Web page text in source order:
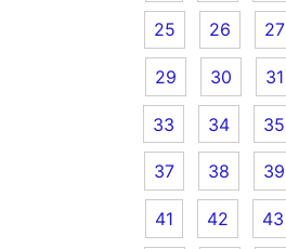
25 26 27
29 30 31
33 34 35
37 38 39
41 42 43